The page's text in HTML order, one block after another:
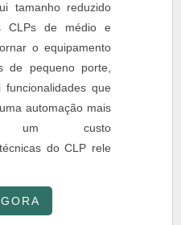
tamanho reduzido
CLPs de médio e
o equipamento
de pequeno porte,
que
automação mais
um custo
do CLP rele